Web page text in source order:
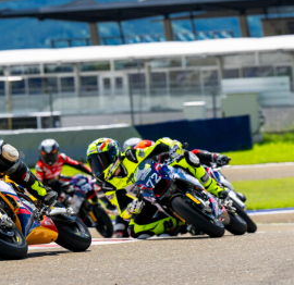
Alle anzeigen
Alle anzeigen